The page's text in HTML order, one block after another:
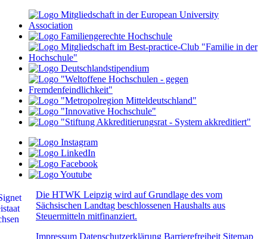
Die HTWK Leipzig wird auf Grundlage des vom
Sächsischen Landtag beschlossenen Haushalts aus
Steuermitteln mitfinanziert.
Impressum Datenschutzerklärung Barrierefreiheit Sitemap